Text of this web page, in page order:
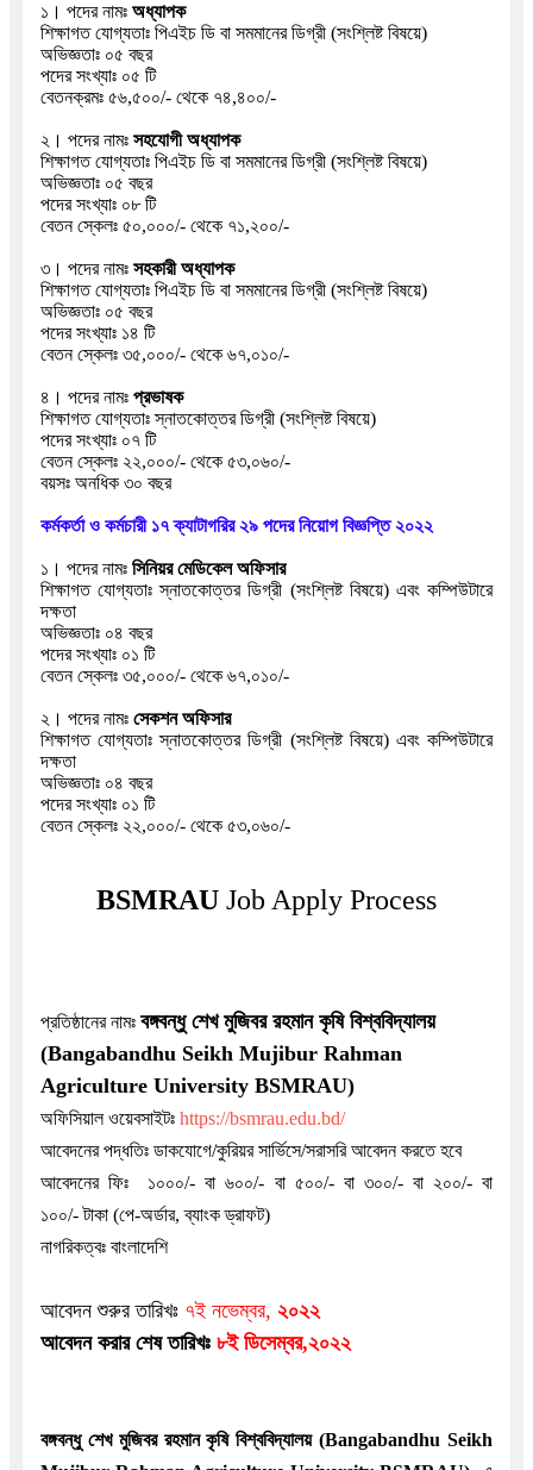
১। পদের নামঃ অধ্যাপক
শিক্ষাগত যোগ্যতাঃ পিএইচ ডি বা সমমানের ডিগ্রী (সংশ্লিষ্ট ‍বিষয়ে)
অভিজ্ঞতাঃ ০৫ বছর
পদের সংখ্যাঃ ০৫ টি
বেতনক্রমঃ ৫৬,৫০০/- থেকে ৭৪,৪০০/-
২। পদের নামঃসহযোগী অধ্যাপক
শিক্ষাগত যোগ্যতাঃ পিএইচ ডি বা সমমানের ডিগ্রী (সংশ্লিষ্ট ‍বিষয়ে)
অভিজ্ঞতাঃ ০৫ বছর
পদের সংখ্যাঃ ০৮ টি
বেতন স্কেলঃ ৫০,০০০/- থেকে ৭১,২০০/-
৩। পদের নামঃ সহকারী অধ্যাপক
শিক্ষাগত যোগ্যতাঃ পিএইচ ডি বা সমমানের ডিগ্রী (সংশ্লিষ্ট ‍বিষয়ে)
অভিজ্ঞতাঃ ০৫ বছর
পদের সংখ্যাঃ ১৪ টি
বেতন স্কেলঃ ৩৫,০০০/- থেকে ৬৭,০১০/-
৪। পদের নামঃ প্রভাষক
শিক্ষাগত যোগ্যতাঃ স্নাতকোত্তর ডিগ্রী (সংশ্লিষ্ট ‍বিষয়ে)
পদের সংখ্যাঃ ০৭ টি
বেতন স্কেলঃ ২২,০০০/- থেকে ৫৩,০৬০/-
বয়সঃ অনধিক ৩০ বছর
কর্মকর্তা ও কর্মচারী ১৭ ক্যাটাগরির ২৯ পদের নিয়োগ বিজ্ঞপ্তি ২০২২
১। পদের নামঃ সিনিয়র মেডিকেল অফিসার
শিক্ষাগত যোগ্যতাঃ স্নাতকোত্তর ডিগ্রী (সংশ্লিষ্ট ‍বিষয়ে) এবং কম্পিউটারে
দক্ষতা
অভিজ্ঞতাঃ ০৪ বছর
পদের সংখ্যাঃ ০১ টি
বেতন স্কেলঃ ৩৫,০০০/- থেকে ৬৭,০১০/-
২। পদের নামঃ সেকশন অফিসার
শিক্ষাগত যোগ্যতাঃ স্নাতকোত্তর ডিগ্রী (সংশ্লিষ্ট ‍বিষয়ে) এবং কম্পিউটারে
দক্ষতা
অভিজ্ঞতাঃ ০৪ বছর
পদের সংখ্যাঃ ০১ টি
বেতন স্কেলঃ ২২,০০০/- থেকে ৫৩,০৬০/-
BSMRAU Job Apply Process
প্রতিষ্ঠানের নামঃ বঙ্গবন্ধু শেখ মুজিবর রহমান কৃষি বিশ্ববিদ্যালয়
(Bangabandhu Seikh Mujibur Rahman
Agriculture University BSMRAU)
অফিসিয়াল ওয়েবসাইটঃ https://bsmrau.edu.bd/
আবেদনের পদ্ধতিঃ ডাকযোগে/কুরিয়র সার্ভিসে/সরাসরিআবেদন করতে হবে
আবেদনের ফিঃ ১০০০/- বা ৬০০/- বা ৫০০/- বা ৩০০/- বা ২০০/- বা
১০০/-টাকা (পে-অর্ডার, ব্যাংক ড্রাফট)
নাগরিকত্বঃ বাংলাদেশি
আবেদন শুরুর তারিখঃ ৭ই নভেম্বর, ২০২২
আবেদন করার শেষ তারিখঃ ৮ই ডিসেম্বর,২০২২
বঙ্গবন্ধু শেখ মুজিবর রহমান কৃষি বিশ্ববিদ্যালয় (Bangabandhu Seikh